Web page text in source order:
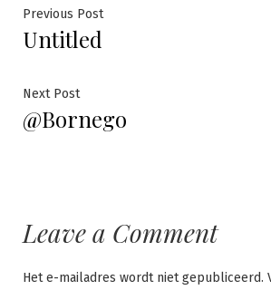
Bericht
navigatie
Previous PostPrevious
Untitled
Next PostNext
post:
@Bornego
Leave a Comment
Het e-mailadres wordt niet gepubliceerd.